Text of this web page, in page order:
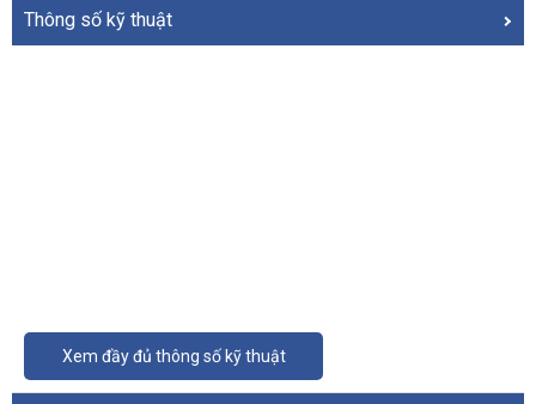
Thông số kỹ thuật
Xem đầy đủ thông số kỹ thuật